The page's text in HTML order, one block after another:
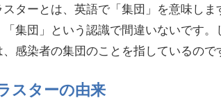
スターとは、英語で「集団」を意味し
「集団」という認識で間違いないです
、感染者の集団のことを指しているので
スターの由来